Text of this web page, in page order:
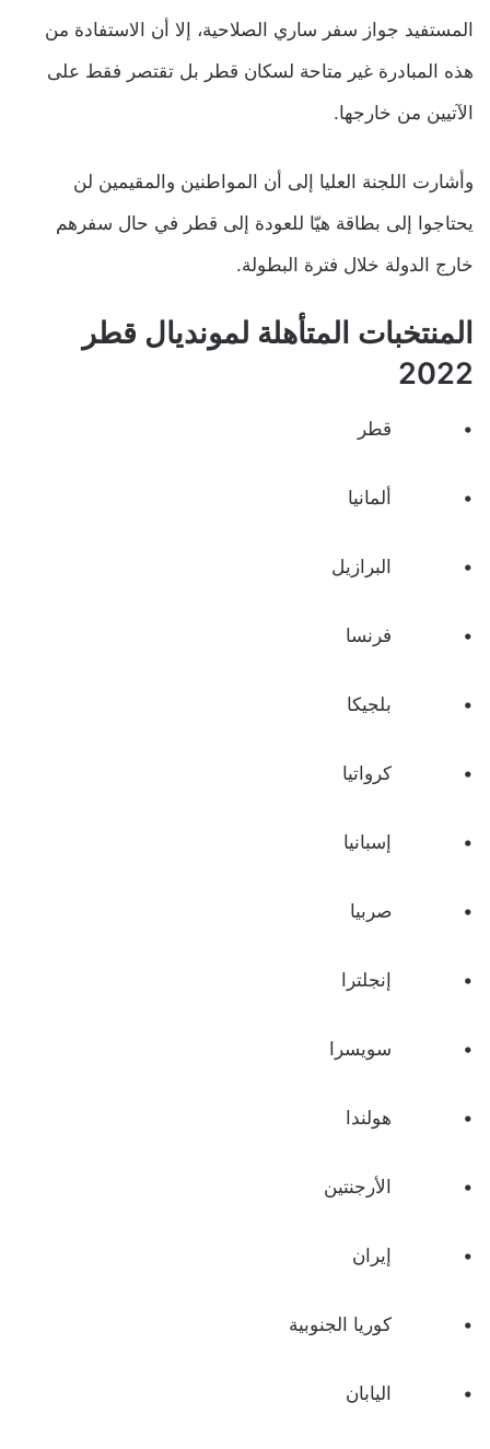
المستفيد جواز سفر ساري الصلاحية، إلا أن الاستفادة من
هذه المبادرة غير متاحة لسكان قطر بل تقتصر فقط على
الآتيين من خارجها.
وأشارت اللجنة العليا إلى أن المواطنين والمقيمين لن
يحتاجوا إلى بطاقة هيّا للعودة إلى قطر في حال سفرهم
خارج الدولة خلال فترة البطولة.
المنتخبات المتأهلة لمونديال قطر
2022
• قطر
• ألمانيا
• البرازيل
• فرنسا
• بلجيكا
• كرواتيا
• إسبانيا
• صربيا
• إنجلترا
• سويسرا
• هولندا
• الأرجنتين
• إيران
• كوريا الجنوبية
• اليابان